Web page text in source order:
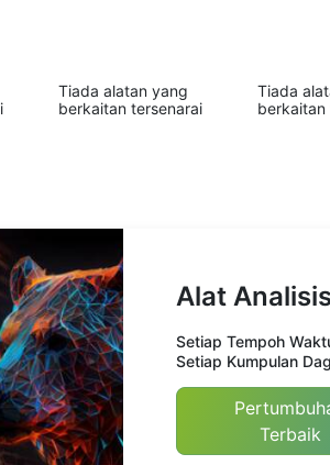
Tiada alatan yang
berkaitan tersenarai
Tiada
berkaitan
Alat
Setiap Tempoh
Setiap Kumpulan
Terbaik